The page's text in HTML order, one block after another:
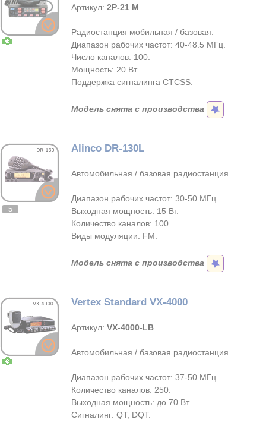
Артикул: 2Р-21 M
Радиостанция мобильная / базовая.
Диапазон рабочих частот: 40-48.5 МГц.
Число каналов: 100.
Мощность: 20 Вт.
Поддержка сигналинга CTCSS.
Модель снята с производства
5
Alinco DR-130L
Автомобильная / базовая радиостанция.
Диапазон рабочих частот: 30-50 МГц.
Выходная мощность: 15 Вт.
Количество каналов: 100.
Виды модуляции: FM.
Модель снята с производства
Vertex Standard VX-4000
Артикул: VX-4000-LB
Автомобильная / базовая радиостанция.
Диапазон рабочих частот: 37-50 МГц.
Количество каналов: 250.
Выходная мощность: до 70 Вт.
Сигналинг: QT, DQT.